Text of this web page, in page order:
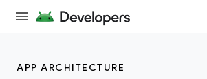
APP ARCHITECTURE